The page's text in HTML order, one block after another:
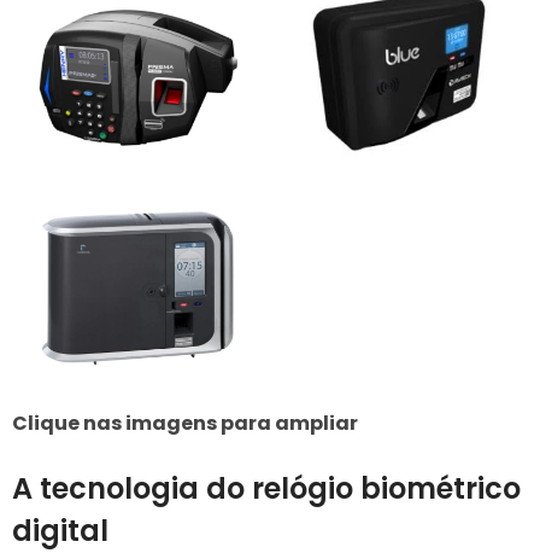
Clique nas imagens para ampliar
A tecnologia do relógio biométrico
digital